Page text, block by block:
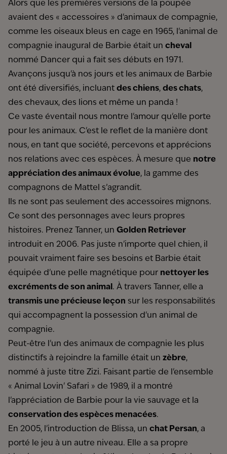
Alors que les premières versions de la poupée
avaient des « accessoires » d'animaux de compagnie,
comme les oiseaux bleus en cage en 1965, l'animal de
compagnie inaugural de Barbie était un cheval
nommé Dancer qui a fait ses débuts en 1971.
Avançons jusqu'à nos jours et les animaux de Barbie
ont été diversifiés, incluant des chiens, des chats,
des chevaux, des lions et même un panda !
Ce vaste éventail nous montre l'amour qu'elle porte
pour les animaux. C'est le reflet de la manière dont
nous, en tant que société, percevons et apprécions
nos relations avec ces espèces. À mesure que notre
appréciation des animaux évolue, la gamme des
compagnons de Mattel s’agrandit.
Ils ne sont pas seulement des accessoires mignons.
Ce sont des personnages avec leurs propres
histoires. Prenez Tanner, un Golden Retriever
introduit en 2006. Pas juste n'importe quel chien, il
pouvait vraiment faire ses besoins et Barbie était
équipée d'une pelle magnétique pour nettoyer les
excréments de son animal. À travers Tanner, elle a
transmis une précieuse leçon sur les responsabilités
qui accompagnent la possession d'un animal de
compagnie.
Peut-être l'un des animaux de compagnie les plus
distinctifs à rejoindre la famille était un zèbre,
nommé à juste titre Zizi. Faisant partie de l'ensemble
« Animal Lovin' Safari » de 1989, il a montré
l'appréciation de Barbie pour la vie sauvage et la
conservation des espèces menacées.
En 2005, l'introduction de Blissa, un chat Persan, a
porté le jeu à un autre niveau. Elle a sa propre